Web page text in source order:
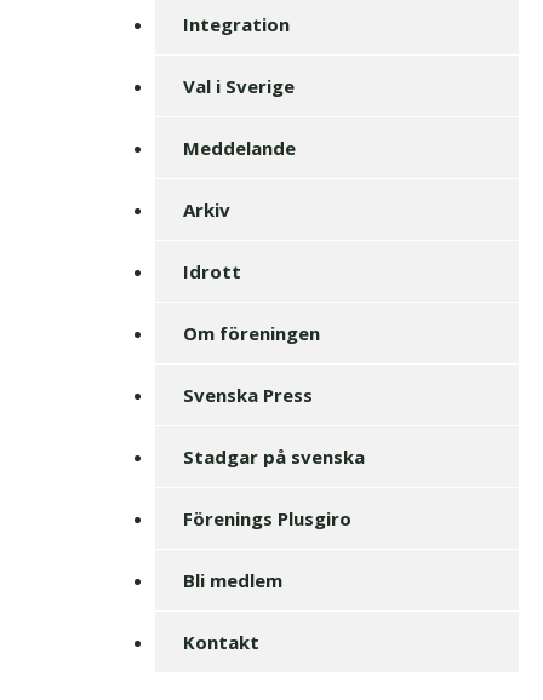
Integration
Val i Sverige
Meddelande
Arkiv
Idrott
Om föreningen
Svenska Press
Stadgar på svenska
Förenings Plusgiro
Bli medlem
Kontakt